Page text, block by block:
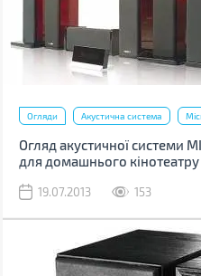
Огляди Акустична система
Огляд акустичної системи
для домашнього
19.07.2013 153